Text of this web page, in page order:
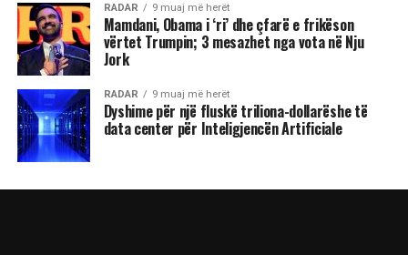
RADAR 9 muaj më herët
Mamdani, Obama i ‘ri’ dhe çfarë e frikëson
vërtet Trumpin; 3 mesazhet nga vota në Nju
Jork
RADAR 9 muaj më herët
Dyshime për një fluskë triliona-dollarëshe të
data center për Inteligjencën Artificiale